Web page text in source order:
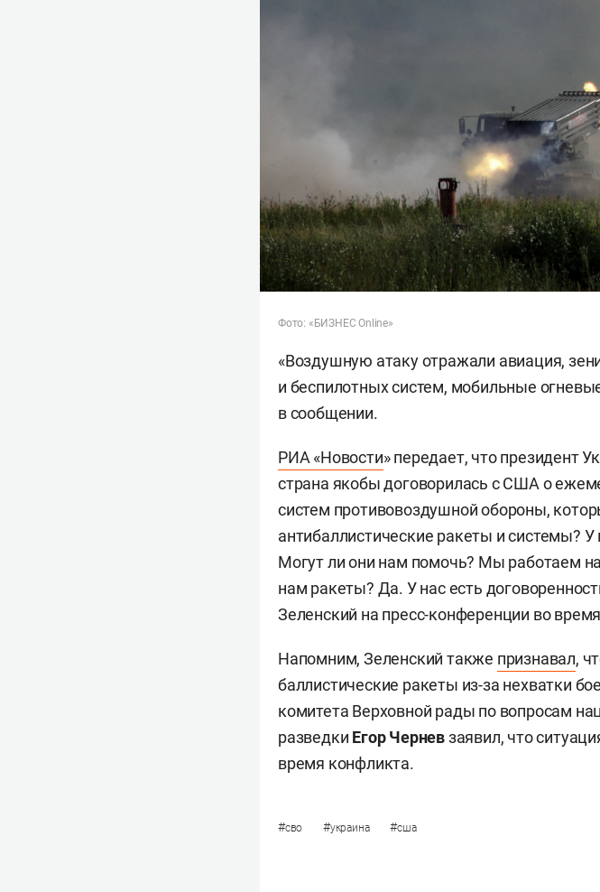
Фото: «БИЗНЕС Online»
«Воздушную атаку отражали авиация,
и беспилотных систем, мобильные
в сообщении.
РИА «Новости» передает, что президент
страна якобы договорилась с США о
систем противовоздушной обороны,
антибаллистические ракеты и системы?
Могут ли они нам помочь? Мы работаем
нам ракеты? Да. У нас есть
Зеленский на пресс-конференции во
Напомним, Зеленский также признавал,
баллистические ракеты из-за нехватки
комитета Верховной рады по вопросам
разведки Егор Черневзаявил, что
время конфликта.
#сво #украина #сша